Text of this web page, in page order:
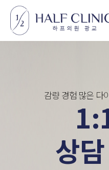
감량 경험 많은 다
상